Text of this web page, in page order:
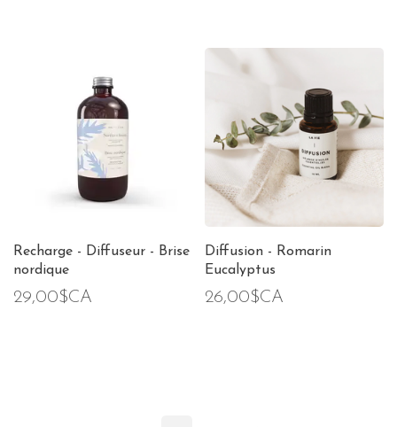
Recharge - Diffuseur - Brise
nordique
29,00$CA
Diffusion - Romarin
Eucalyptus
26,00$CA